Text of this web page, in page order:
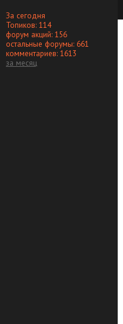
За сегодня
Топиков: 114
форум акций: 156
остальные форумы: 661
комментариев: 1613
за месяц